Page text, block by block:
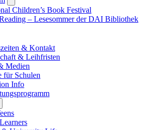
submenu
Children’s Book Festival
– Lesesommer der DAI Bibliothek
& Kontakt
& Leihfristen
Medien
für Schulen
Info